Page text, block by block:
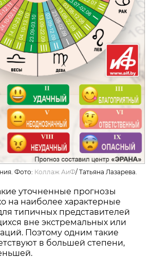
Фото: Коллаж АиФ/Татьяна Лазарева.
уточненные прогнозы
на наиболее характерные
типичных представителей
вне экстремальных или
Поэтому одним такие
в большей степени,